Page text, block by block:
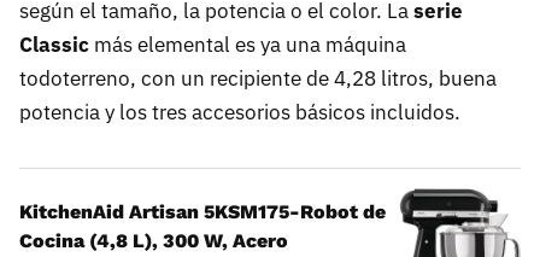
según el tamaño, la potencia o el color. Laserie
Classic más elemental es ya una máquina
todoterreno, con un recipiente de 4,28 litros, buena
potencia y los tres accesorios básicos incluidos.
KitchenAid Artisan 5KSM175-Robot de
Cocina (4,8 L), 300 W, Acero